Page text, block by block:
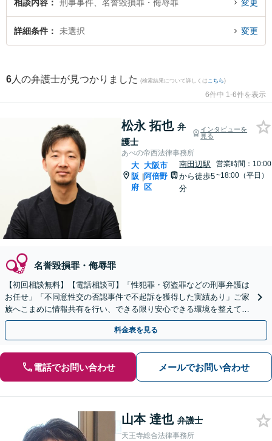
ルを今すぐに弁護士に相談したい』『名誉毀損罪・侮辱罪のトラブル解決の実
績豊富な近くの弁護士を検索したい』『初回相談無料で名誉毀損罪・侮辱罪を
法律相談できる大阪市阿倍野区内の弁護士に相談予約したい』などでお困りの
相談内容 刑事事件、名誉毀損罪・侮辱罪 変更
詳細条件 未選択 変更
6 人の弁護士が見つかりました (検索結果について詳しくは こちら)
6件中 1-6件を表示
松永 拓也 弁
護士
インタビューを
見る
あべの帝西法律事務所
大
阪
府
|
大阪市
阿倍野
区
南田辺駅
から徒歩5
分
営業時間：10:00
~18:00（平日）
名誉毀損罪・侮辱罪
【初回相談無料】【電話相談可】「性犯罪・窃盗罪などの刑事弁護は
お任せ」「不同意性交の否認事件で不起訴を獲得した実績あり」ご家
族へこまめに情報共有を行い、できる限り安心できる環境を整えてお
ります【受任後はLINE連絡可】【休日・夜間相談可】
料金表を見る
電話でお問い合わせ メールでお問い合わせ
山本 達也 弁護士
天王寺総合法律事務所